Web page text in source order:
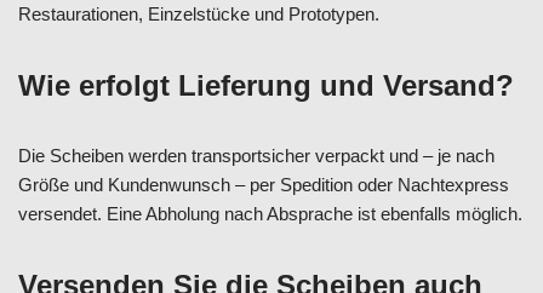
Restaurationen, Einzelstücke und Prototypen.
Wie erfolgt Lieferung und Versand?
Die Scheiben werden transportsicher verpackt und – je nach
Größe und Kundenwunsch – per Spedition oder Nachtexpress
versendet. Eine Abholung nach Absprache ist ebenfalls möglich.
Versenden Sie die Scheiben auch